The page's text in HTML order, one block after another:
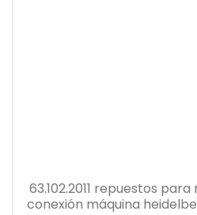
63.102.2011 repuestos
conexión máquina